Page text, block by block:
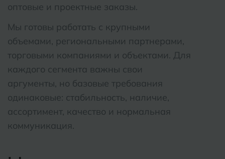
оптовые и проектные заказы.
Мы готовы работать с крупными
объемами, региональными партнерами,
торговыми компаниями и объектами. Для
каждого сегмента важны свои
аргументы, но базовые требования
одинаковые: стабильность, наличие,
ассортимент, качество и нормальная
коммуникация.